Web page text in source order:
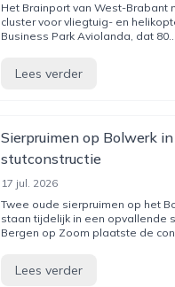
Het Brainport van West-Brabant
cluster voor vliegtuig- en
Business Park Aviolanda, dat 80...
Lees verder
Sierpruimen op Bolwerk
stutconstructie
17 jul. 2026
Twee oude sierpruimen op het
staan tijdelijk in een opvallende
Bergen op Zoom plaatste de
Lees verder